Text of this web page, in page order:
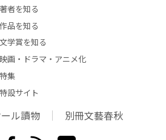
著者を知る
作品を知る
文学賞を知る
映画・ドラマ・アニメ化
特集
特設サイト
ル讀物 別冊文藝春秋